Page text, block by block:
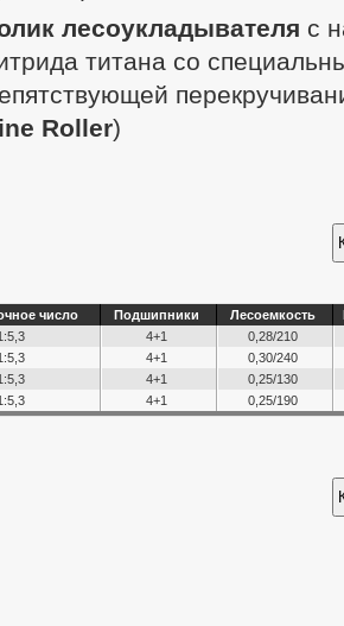
лесоукладывателя с
титана со
Roller)
число Подшипники Лесоемкость
4+1
0,28/210
4+1
0,30/240
4+1
0,25/130
4+1 0,25/190